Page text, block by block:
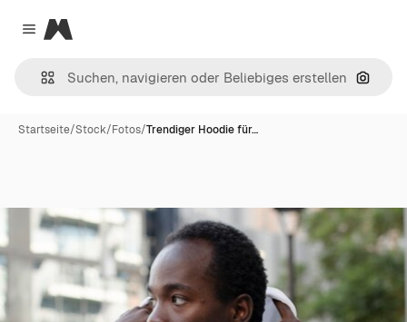
Close menu
Magnific
Nach
Startseite/Stock/Fotos/Trendiger Hoodie für…